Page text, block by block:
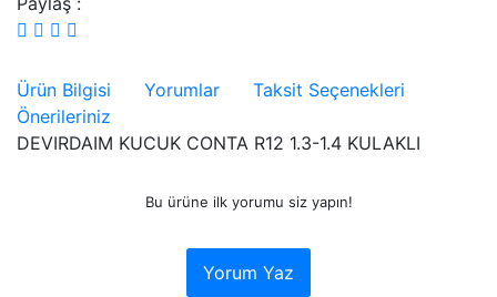
Ürün Bilgisi Yorumlar
Taksit Seçenekleri
Önerileriniz
DEVIRDAIM KUCUK CONTA R12 1.3-1.4 KULAKLI
Bu ürüne ilk yorumu siz yapın!
Yorum Yaz